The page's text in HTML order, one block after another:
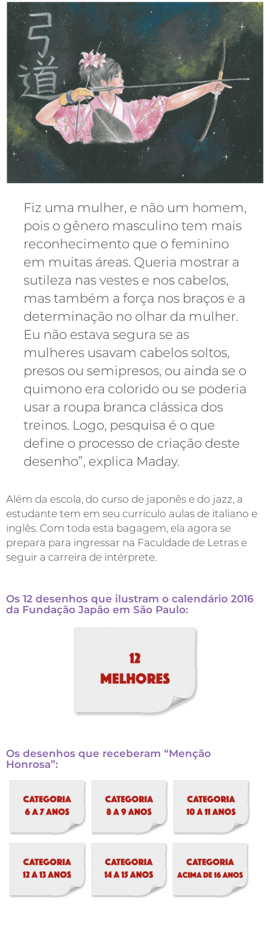
Fiz uma mulher, e não um homem,
pois o gênero masculino tem mais
reconhecimento que o feminino
em muitas áreas. Queria mostrar a
sutileza nas vestes e nos cabelos,
mas também a força nos braços e a
determinação no olhar da mulher.
Eu não estava segura se as
mulheres usavam cabelos soltos,
presos ou semipresos, ou ainda se o
quimono era colorido ou se poderia
usar a roupa branca clássica dos
treinos. Logo, pesquisa é o que
define o processo de criação deste
desenho”, explica Maday.
Além da escola, do curso de japonês e do jazz, a
estudante tem em seu currículo aulas de italiano e
inglês. Com toda esta bagagem, ela agora se
prepara para ingressar na Faculdade de Letras e
seguir a carreira de intérprete.
Os 12 desenhos que ilustram o calendário 2016
da Fundação Japão em São Paulo:
Os desenhos que receberam “Menção
Honrosa”: